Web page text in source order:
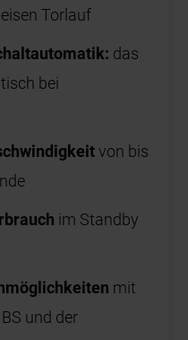
Torlauf
das
bei
von bis
im Standby
mit
und der